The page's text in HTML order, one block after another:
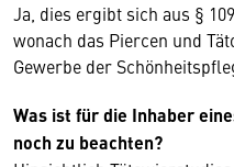
Ja, dies ergibt sich aus §
wonach das Piercen und
Gewerbe der
Was ist für die Inhaber
noch zu beachten?